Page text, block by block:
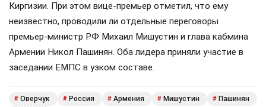
Киргизии. При этом вице-премьер отметил, что ему
неизвестно, проводили ли отдельные переговоры
премьер-министр РФ Михаил Мишустин и глава кабмина
Армении Никол Пашинян. Оба лидера приняли участие в
заседании ЕМПС в узком составе.
# Оверчук # Россия # Армения # Мишустин # Пашинян